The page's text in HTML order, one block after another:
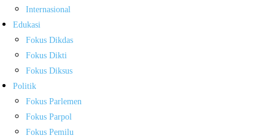
Internasional
Edukasi
Fokus Dikdas
Fokus Dikti
Fokus Diksus
Politik
Fokus Parlemen
Fokus Parpol
Fokus Pemilu